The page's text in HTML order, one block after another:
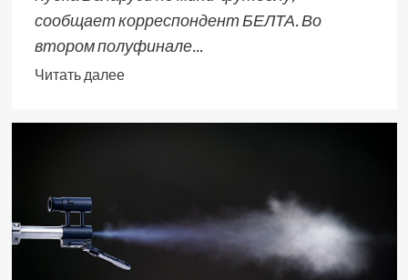
сообщает корреспондент БЕЛТА. Во
втором полуфинале...
Читать далее